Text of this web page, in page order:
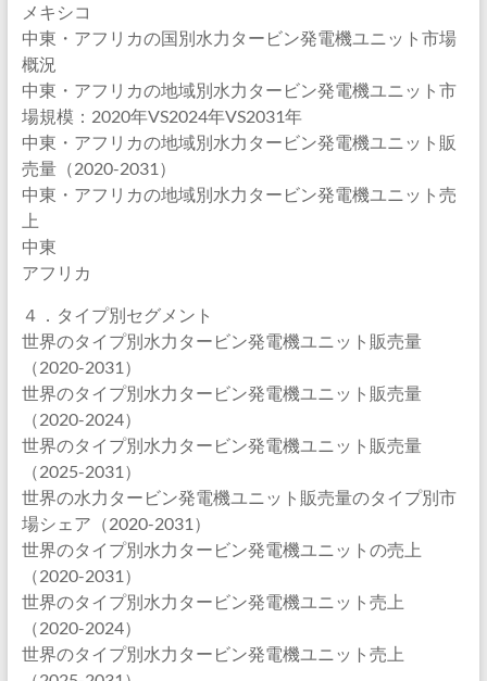
メキシコ
中東・アフリカの国別水力タービン発電機ユニット市場
概況
中東・アフリカの地域別水力タービン発電機ユニット市
場規模：2020年VS2024年VS2031年
中東・アフリカの地域別水力タービン発電機ユニット販
売量（2020-2031）
中東・アフリカの地域別水力タービン発電機ユニット売
上
中東
アフリカ
４．タイプ別セグメント
世界のタイプ別水力タービン発電機ユニット販売量
（2020-2031）
世界のタイプ別水力タービン発電機ユニット販売量
（2020-2024）
世界のタイプ別水力タービン発電機ユニット販売量
（2025-2031）
世界の水力タービン発電機ユニット販売量のタイプ別市
場シェア（2020-2031）
世界のタイプ別水力タービン発電機ユニットの売上
（2020-2031）
世界のタイプ別水力タービン発電機ユニット売上
（2020-2024）
世界のタイプ別水力タービン発電機ユニット売上